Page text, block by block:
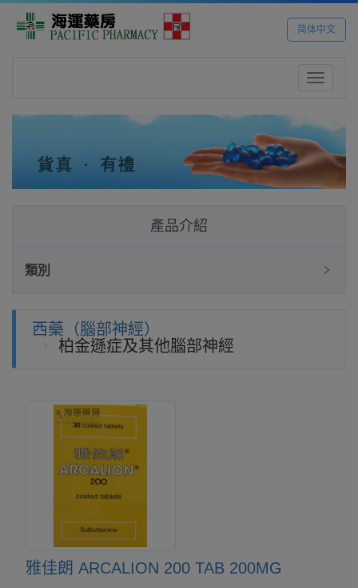
简体中文
Toggle
產品介紹
類別
西藥（腦部神經）
柏金遜症及其他腦部神經
雅佳朗 ARCALION 200 TAB 200MG